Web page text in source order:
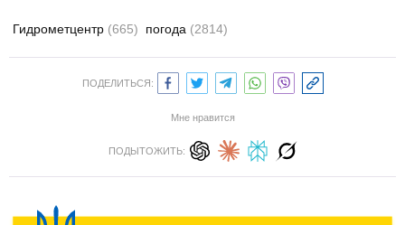
Гидрометцентр (665) погода (2814)
ПОДЕЛИТЬСЯ:
Мне нравится
ПОДЫТОЖИТЬ: